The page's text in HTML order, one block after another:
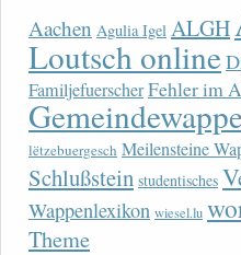
Aachen Agulia Igel ALGH
Loutsch online
FamiljefuerscherFehler im
lëtzebuergesch Meilensteine
Schlußstein studentisches
Wappenlexikon wiesel.lu
Theme